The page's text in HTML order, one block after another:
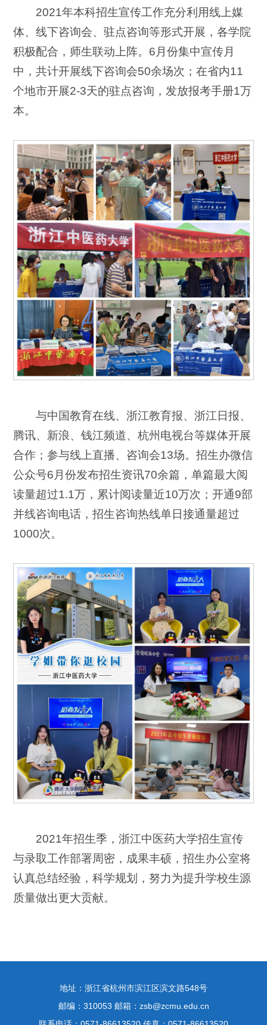
2021年本科招生宣传工作充分利用线上媒
体、线下咨询会、驻点咨询等形式开展，各学院
积极配合，师生联动上阵。6月份集中宣传月
中，共计开展线下咨询会50余场次；在省内11
个地市开展2-3天的驻点咨询，发放报考手册1万
本。
与中国教育在线、浙江教育报、浙江日报、
腾讯、新浪、钱江频道、杭州电视台等媒体开展
合作；参与线上直播、咨询会13场。招生办微信
公众号6月份发布招生资讯70余篇，单篇最大阅
读量超过1.1万，累计阅读量近10万次；开通9部
并线咨询电话，招生咨询热线单日接通量超过
1000次。
2021年招生季，浙江中医药大学招生宣传
与录取工作部署周密，成果丰硕，招生办公室将
认真总结经验，科学规划，努力为提升学校生源
质量做出更大贡献。
地址：浙江省杭州市滨江区滨文路548号
邮编：310053 邮箱：zsb@zcmu.edu.cn